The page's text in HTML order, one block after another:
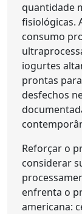
quantidade
fisiológicas.
consumo
iogurtes
prontas
desfechos
Reforçar o
considerar
enfrenta o
americana: